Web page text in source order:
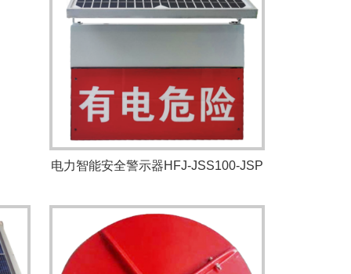
电力智能安全警示器HFJ-JSS100-JSP